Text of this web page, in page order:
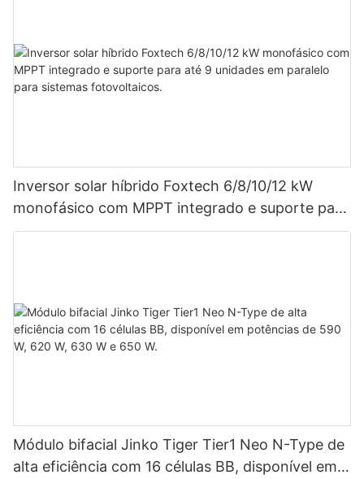
Inversor solar híbrido Foxtech 6/8/10/12 kW
monofásico com MPPT integrado e suporte para
até 9 unidades em paralelo para sistemas
Módulo bifacial Jinko Tiger Tier1 Neo N-Type de
alta eficiência com 16 células BB, disponível em